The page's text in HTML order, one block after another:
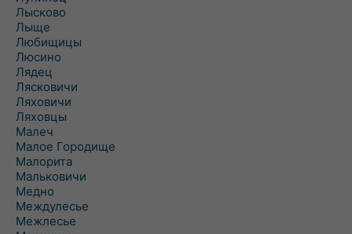
Лысково
Лыще
Любищицы
Люсино
Лядец
Лясковичи
Ляховичи
Ляховцы
Малеч
Малое Городище
Малорита
Мальковичи
Медно
Междулесье
Межлесье